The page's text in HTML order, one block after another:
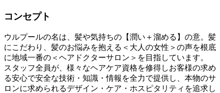
コンセプト
ウルプールの名は、髪や気持ちの【潤い＋溜める】の意。髪
にこだわり、髪のお悩みを抱える＜大人の女性＞の声を根底
に地域一番の＜ヘアドクターサロン＞を目指しています。
スタッフ全員が、様々なヘアケア資格を修得しお客様の求め
る安心で安全な技術・知識・情報を全力で提供し、本物のサ
ロンに求められるデザイン・ケア・ホスピタリティを追求し